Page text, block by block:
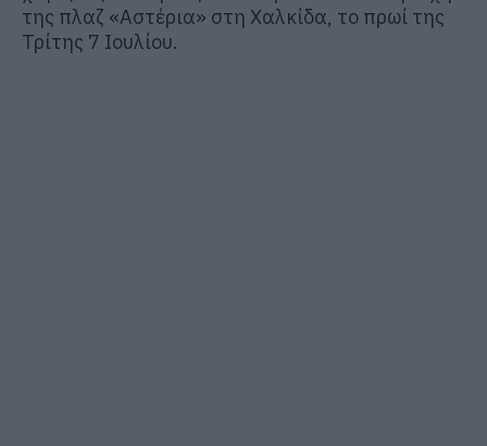
της πλαζ «Αστέρια» στη Χαλκίδα, το πρωί της
Τρίτης 7 Ιουλίου.